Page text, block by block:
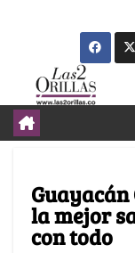
la mejor
con todo